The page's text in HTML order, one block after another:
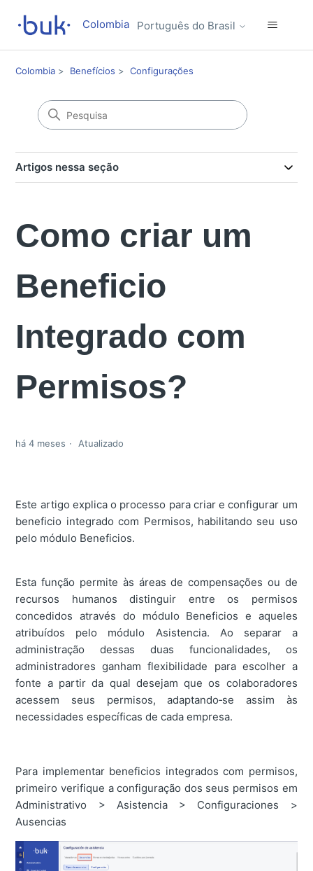
Colombia Português do Brasil
Colombia Benefícios Configurações
Artigos nessa seção
Como criar um
Beneficio
Integrado com
Permisos?
há 4 meses Atualizado
Este artigo explica o processo para criar e configurar um
beneficio integrado com Permisos, habilitando seu uso
pelo módulo Beneficios.
Esta função permite às áreas de compensações ou de
recursos humanos distinguir entre os permisos
concedidos através do módulo Beneficios e aqueles
atribuídos pelo módulo Asistencia. Ao separar a
administração dessas duas funcionalidades, os
administradores ganham flexibilidade para escolher a
fonte a partir da qual desejam que os colaboradores
acessem seus permisos, adaptando‑se assim às
necessidades específicas de cada empresa.
Para implementar beneficios integrados com permisos,
primeiro verifique a configuração dos seus permisos em
Administrativo > Asistencia > Configuraciones >
Ausencias